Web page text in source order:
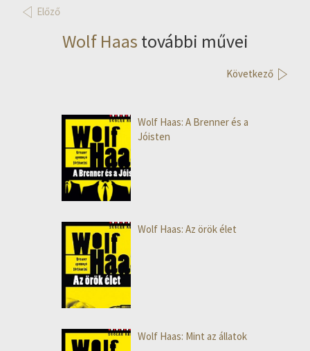
Előző
Wolf Haas további művei
Következő
Wolf Haas: A Brenner és a
Jóisten
Wolf Haas: Az örök élet
Wolf Haas: Mint az állatok